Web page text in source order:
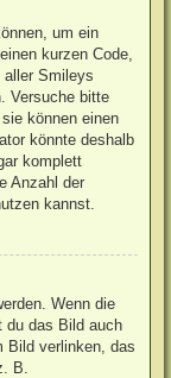
um ein
kurzen Code,
Smileys
Versuche bitte
können einen
könnte deshalb
komplett
Anzahl der
kannst.
Wenn die
du das Bild auch
Bild verlinken, das
B.